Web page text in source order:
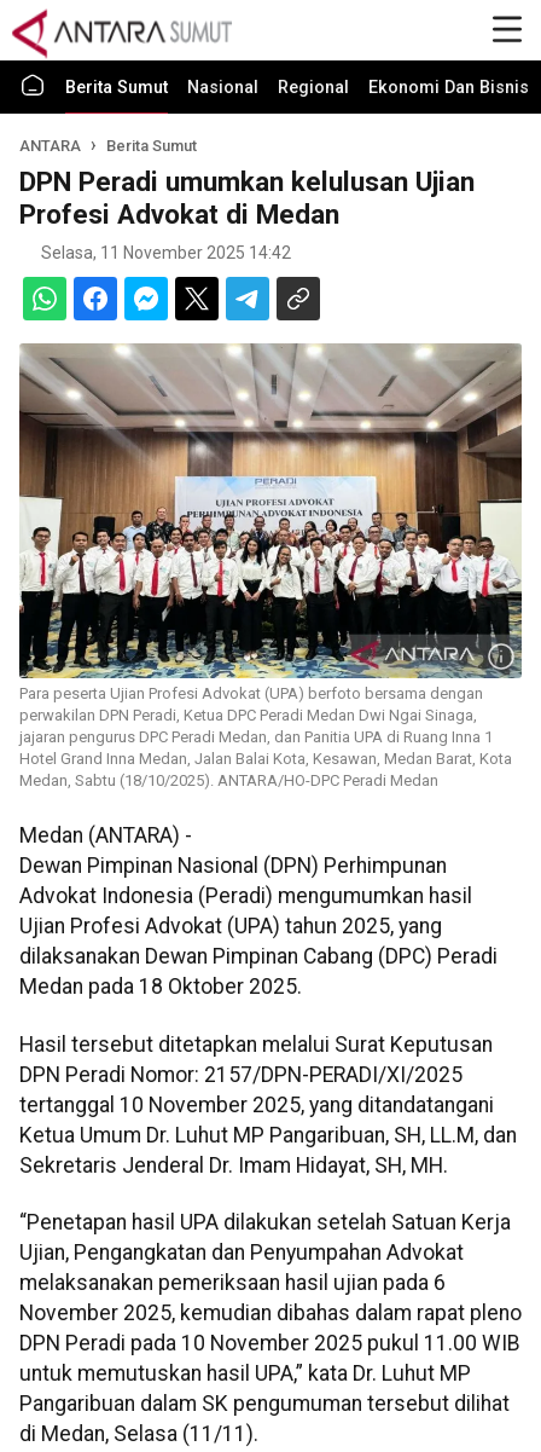
Berita Sumut Nasional Regional Ekonomi Dan Bisnis
ANTARA Berita Sumut
DPN Peradi umumkan kelulusan Ujian
Profesi Advokat di Medan
Selasa, 11 November 2025 14:42
Para peserta Ujian Profesi Advokat (UPA) berfoto bersama dengan
perwakilan DPN Peradi, Ketua DPC Peradi Medan Dwi Ngai Sinaga,
jajaran pengurus DPC Peradi Medan, dan Panitia UPA di Ruang Inna 1
Hotel Grand Inna Medan, Jalan Balai Kota, Kesawan, Medan Barat, Kota
Medan, Sabtu (18/10/2025). ANTARA/HO-DPC Peradi Medan
Medan (ANTARA) -
Dewan Pimpinan Nasional (DPN) Perhimpunan
Advokat Indonesia (Peradi) mengumumkan hasil
Ujian Profesi Advokat (UPA) tahun 2025, yang
dilaksanakan Dewan Pimpinan Cabang (DPC) Peradi
Medan pada 18 Oktober 2025.
Hasil tersebut ditetapkan melalui Surat Keputusan
DPN Peradi Nomor: 2157/DPN-PERADI/XI/2025
tertanggal 10 November 2025, yang ditandatangani
Ketua Umum Dr. Luhut MP Pangaribuan, SH, LL.M, dan
Sekretaris Jenderal Dr. Imam Hidayat, SH, MH.
“Penetapan hasil UPA dilakukan setelah Satuan Kerja
Ujian, Pengangkatan dan Penyumpahan Advokat
melaksanakan pemeriksaan hasil ujian pada 6
November 2025, kemudian dibahas dalam rapat pleno
DPN Peradi pada 10 November 2025 pukul 11.00 WIB
untuk memutuskan hasil UPA,” kata Dr. Luhut MP
Pangaribuan dalam SK pengumuman tersebut dilihat
di Medan, Selasa (11/11).